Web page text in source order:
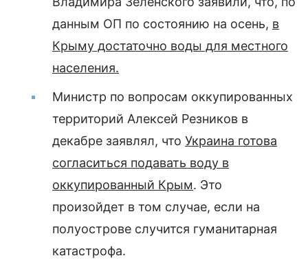
данным ОП по состоянию на осень, в
Крыму достаточно воды для местного
населения.
Министр по вопросам оккупированных
территорий Алексей Резников в
декабре заявлял, что Украина готова
согласиться подавать воду в
оккупированный Крым. Это
произойдет в том случае, если на
полуострове случится гуманитарная
катастрофа.